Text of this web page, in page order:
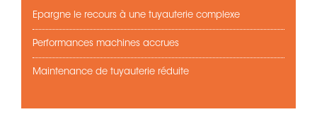
Epargne le recours à une tuyauterie complexe
Performances machines accrues
Maintenance de tuyauterie réduite